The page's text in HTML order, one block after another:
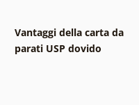
Vantaggi della carta da
parati USP dovido